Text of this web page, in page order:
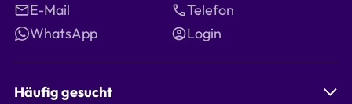
E-Mail
Telefon
WhatsApp
Login
Häufig gesucht